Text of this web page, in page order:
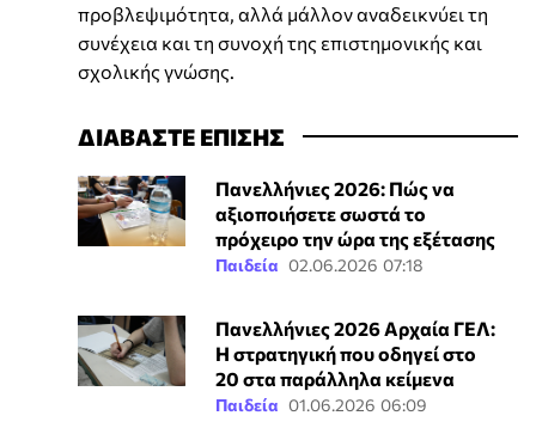
προβλεψιμότητα, αλλά μάλλον αναδεικνύει τη
συνέχεια και τη συνοχή της επιστημονικής και
σχολικής γνώσης.
ΔΙΑΒΑΣΤΕ ΕΠΙΣΗΣ
Πανελλήνιες 2026: Πώς να
αξιοποιήσετε σωστά το
πρόχειρο την ώρα της εξέτασης
Παιδεία 02.06.2026 07:18
Πανελλήνιες 2026 Αρχαία ΓΕΛ:
Η στρατηγική που οδηγεί στο
20 στα παράλληλα κείμενα
Παιδεία 01.06.2026 06:09